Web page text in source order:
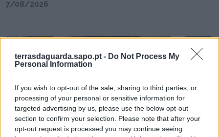
terrasdaguarda.sapo.pt - Do Not Process My
Personal Information
If you wish to opt-out of the sale, sharing to third parties, or
processing of your personal or sensitive information for
targeted advertising by us, please use the below opt-out
section to confirm your selection. Please note that after your
opt-out request is processed you may continue seeing
7/08/2026
Manuel Fonseca é o novo diretor delegado da